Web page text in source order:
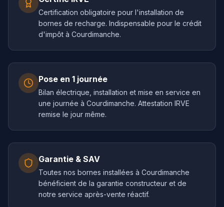
Certification obligatoire pour l'installation de
bornes de recharge. Indispensable pour le crédit
d'impôt à Courdimanche.
Pose en 1 journée
Bilan électrique, installation et mise en service en
une journée à Courdimanche. Attestation IRVE
remise le jour même.
Garantie & SAV
Toutes nos bornes installées à Courdimanche
bénéficient de la garantie constructeur et de
notre service après-vente réactif.